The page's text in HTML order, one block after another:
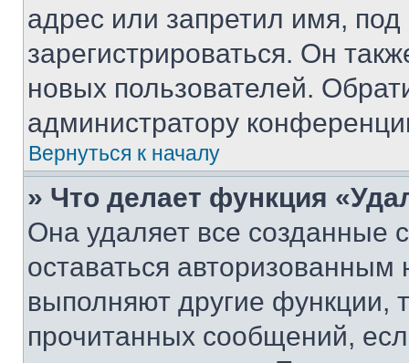
адрес или запретил имя,
зарегистрироваться. Он
новых пользователей.
администратору
Вернуться к началу
» Что делает функция
Она удаляет все созданные
оставаться
выполняют другие функции,
прочитанных сообщений,